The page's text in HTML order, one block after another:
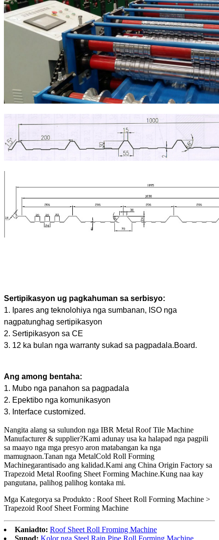
Sertipikasyon ug pagkahuman sa serbisyo:
1. Ipares ang teknolohiya nga sumbanan, ISO nga
nagpatunghag sertipikasyon
2. Sertipikasyon sa CE
3. 12 ka bulan nga warranty sukad sa pagpadala.Board.
Ang among bentaha:
1. Mubo nga panahon sa pagpadala
2. Epektibo nga komunikasyon
3. Interface customized.
Nangita alang sa sulundon nga IBR Metal Roof Tile Machine
Manufacturer & supplier?Kami adunay usa ka halapad nga pagpili
sa maayo nga mga presyo aron matabangan ka nga
mamugnaon.Tanan nga MetalCold Roll Forming
Machinegarantisado ang kalidad.Kami ang China Origin Factory sa
Trapezoid Metal Roofing Sheet Forming Machine.Kung naa kay
pangutana, palihog palihog kontaka mi.
Mga Kategorya sa Produkto : Roof Sheet Roll Forming Machine >
Trapezoid Roof Sheet Forming Machine
Kaniadto: Roof Sheet Roll Froming Machine
Sunod: Kolor nga Steel Rain Pipe Roll Forming Machine